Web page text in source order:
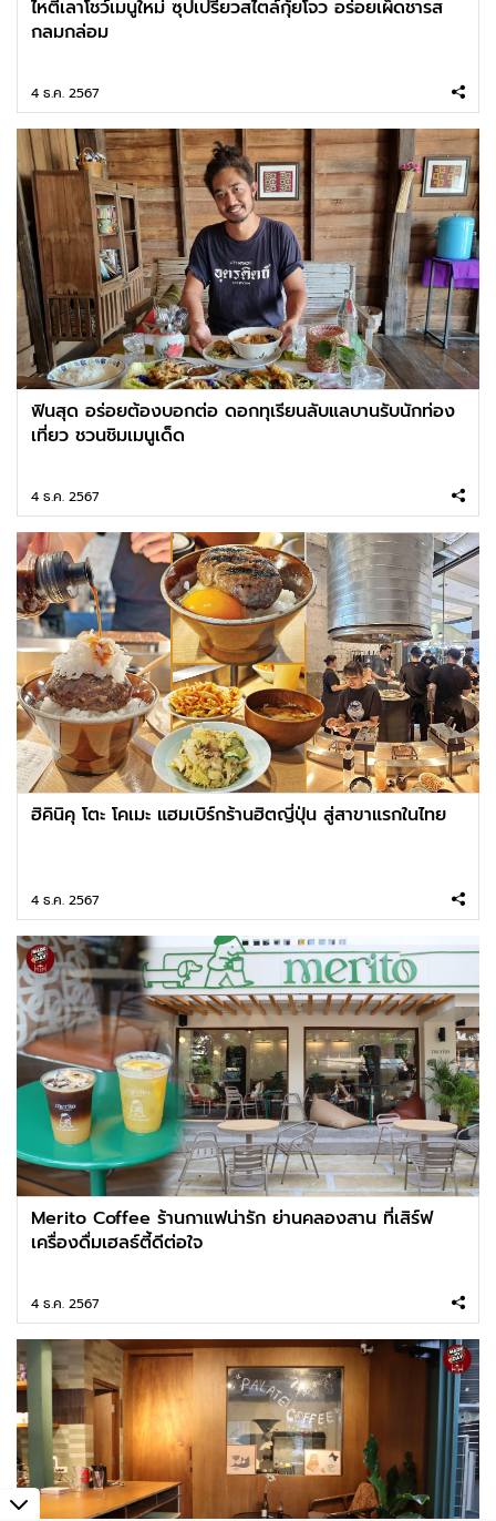
ไหตี่เลาโชว์เมนูใหม่ ซุปเปรี้ยวสไตล์กุ้ยโจว อร่อยเผ็ดชารส
กลมกล่อม
4 ธ.ค. 2567
ฟินสุด อร่อยต้องบอกต่อ ดอกทุเรียนลับแลบานรับนักท่อง
เที่ยว ชวนชิมเมนูเด็ด
4 ธ.ค. 2567
ฮิคินิคุ โตะ โคเมะ แฮมเบิร์กร้านฮิตญี่ปุ่น สู่สาขาแรกในไทย
4 ธ.ค. 2567
Merito Coffee ร้านกาแฟน่ารัก ย่านคลองสาน ที่เสิร์ฟ
เครื่องดื่มเฮลธ์ตี้ดีต่อใจ
4 ธ.ค. 2567